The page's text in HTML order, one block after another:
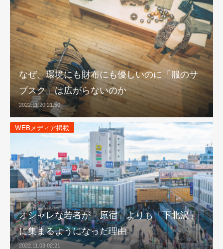
なぜ、環境にも財布にも優しいのに「服のサ
ブスク」は広がらないのか
2022.11.20 21:50
WEBメディア掲載
オシャレな若者が「原宿」よりも「下北沢」
に集まるようになった理由
2022.11.03 02:21